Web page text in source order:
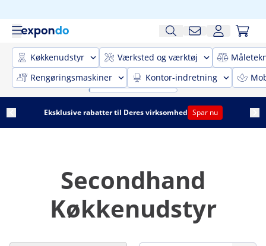
Køkkenudstyr Værksted og værktøj
Rengøringsmaskiner
Kontor-indretning
Eksklusive rabatter til Deres virksomhed Spar nu
Secondhand
Køkkenudstyr